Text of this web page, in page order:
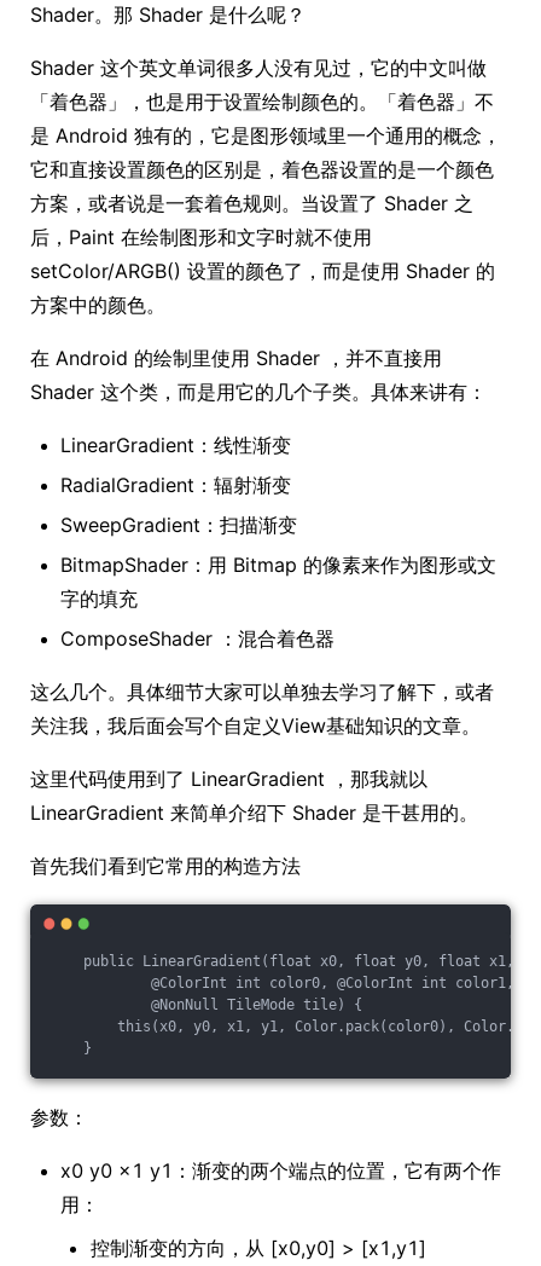
Shader。那 Shader 是什么呢？
Shader 这个英文单词很多人没有见过，它的中文叫做
「着色器」，也是用于设置绘制颜色的。「着色器」不
是 Android 独有的，它是图形领域里一个通用的概念，
它和直接设置颜色的区别是，着色器设置的是一个颜色
方案，或者说是一套着色规则。当设置了 Shader 之
后，Paint 在绘制图形和文字时就不使用
setColor/ARGB() 设置的颜色了，而是使用 Shader 的
方案中的颜色。
在 Android 的绘制里使用 Shader ，并不直接用
Shader 这个类，而是用它的几个子类。具体来讲有：
LinearGradient：线性渐变
RadialGradient：辐射渐变
SweepGradient：扫描渐变
BitmapShader：用 Bitmap 的像素来作为图形或文
字的填充
ComposeShader ：混合着色器
这么几个。具体细节大家可以单独去学习了解下，或者
关注我，我后面会写个自定义View基础知识的文章。
这里代码使用到了 LinearGradient ，那我就以
LinearGradient 来简单介绍下 Shader 是干甚用的。
首先我们看到它常用的构造方法
public LinearGradient(float x0, float y0, float x1,
            @ColorInt int color0, @ColorInt int color1,
            @NonNull TileMode tile) {
this(x0, y0, x1, y1, Color.pack(color0),
参数：
x0 y0 x1 y1：渐变的两个端点的位置，它有两个作
用：
控制渐变的方向，从 [x0,y0] > [x1,y1]